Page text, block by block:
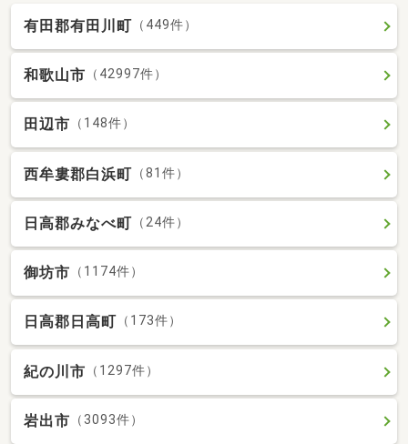
有田郡有田川町 （449件）
和歌山市 （42997件）
田辺市 （148件）
西牟婁郡白浜町 （81件）
日高郡みなべ町 （24件）
御坊市 （1174件）
日高郡日高町 （173件）
紀の川市 （1297件）
岩出市 （3093件）